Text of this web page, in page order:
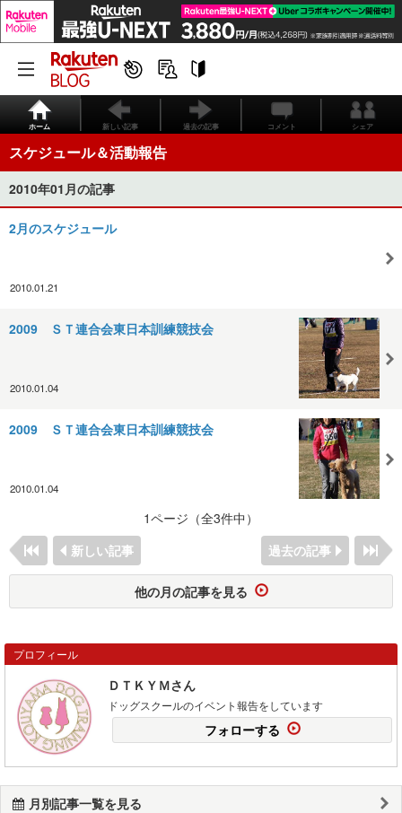
ホーム 新しい記事 過去の記事 コメント シェア
スケジュール＆活動報告
2010年01月の記事
2月のスケジュール
2010.01.21
2009 ＳＴ連合会東日本訓練競技会
2010.01.04
2009 ＳＴ連合会東日本訓練競技会
2010.01.04
1ページ（全3件中）
新しい記事
過去の記事
他の月の記事を見る
プロフィール
ＤＴＫＹＭさん
ドッグスクールのイベント報告をしています
フォローする
月別記事一覧を見る